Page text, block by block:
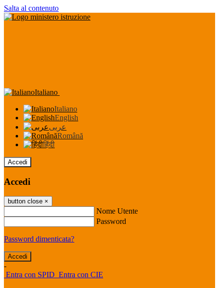
Salta al contenuto
Italiano
Italiano
English
عربى
Română
हिंदी
Accedi
Accedi
button close ×
Nome Utente
Password
Password dimenticata?
-
Entra con SPID Entra con CIE